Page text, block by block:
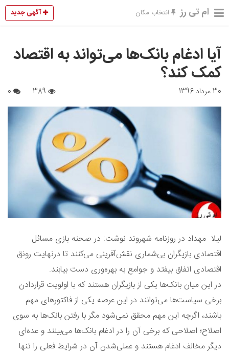
ام تی رز انتخاب مکان آگهی جدید
آیا ادغام بانک‌ها می‌تواند به اقتصاد
کمک کند؟
30 مرداد 1396
لیلا مهداد در روزنامه شهروند نوشت: در صحنه بازی مسائل
اقتصادی بازیگران بی‌شماری نقش‌آفرینی می‌کنند تا درنهایت رونق
اقتصادی اتفاق بیفتد و جوامع به بهره‌وری دست بیابند.
در این میان بانک‌ها یکی از بازیگران هستند که با اولویت‌ قراردادن
برخی سیاست‌ها می‌توانند در این عرصه یکی از فاکتورهای مهم
باشند، اگرچه این مهم محقق نمی‌شود مگر با رفتن بانک‌ها به سوی
اصلاح؛ اصلاحی که برخی آن را در ادغام بانک‌ها می‌بینند و عده‌ای
دیگر مخالف ادغام هستند و عملی‌شدن آن در شرایط فعلی را تنها